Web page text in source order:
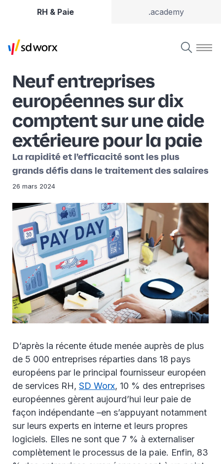
RH & Paie .academy
Neuf entreprises
européennes sur dix
comptent sur une aide
extérieure pour la paie
La rapidité et l’efficacité sont les plus
grands défis dans le traitement des salaires
26 mars 2024
D’après la récente étude menée auprès de plus
de 5 000 entreprises réparties dans 18 pays
européens par le principal fournisseur européen
de services RH, SD Worx, 10 % des entreprises
européennes gèrent aujourd’hui leur paie de
façon indépendante –en s’appuyant notamment
sur leurs experts en interne et leurs propres
logiciels. Elles ne sont que 7 % à externaliser
complètement le processus de la paie. Enfin, 83